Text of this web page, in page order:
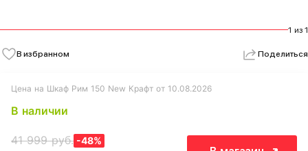
1 из 1
В избранном Поделиться
Цена на Шкаф Рим 150 New Крафт от 10.08.2026
В наличии
41 999 руб. -48%